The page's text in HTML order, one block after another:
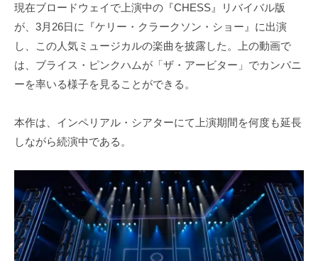
現在ブロードウェイで上演中の『CHESS』リバイバル版
が、3月26日に『ケリー・クラークソン・ショー』に出演
し、この人気ミュージカルの楽曲を披露した。上の動画で
は、ブライス・ピンクハムが「ザ・アービター」でカンパニ
ーを率いる様子を見ることができる。
本作は、インペリアル・シアターにて上演期間を何度も延長
しながら続演中である。